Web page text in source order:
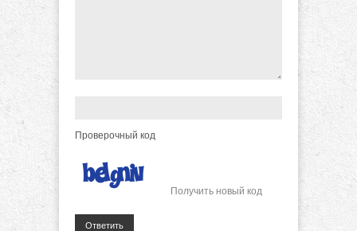
Проверочный код
Получить новый код
Ответить